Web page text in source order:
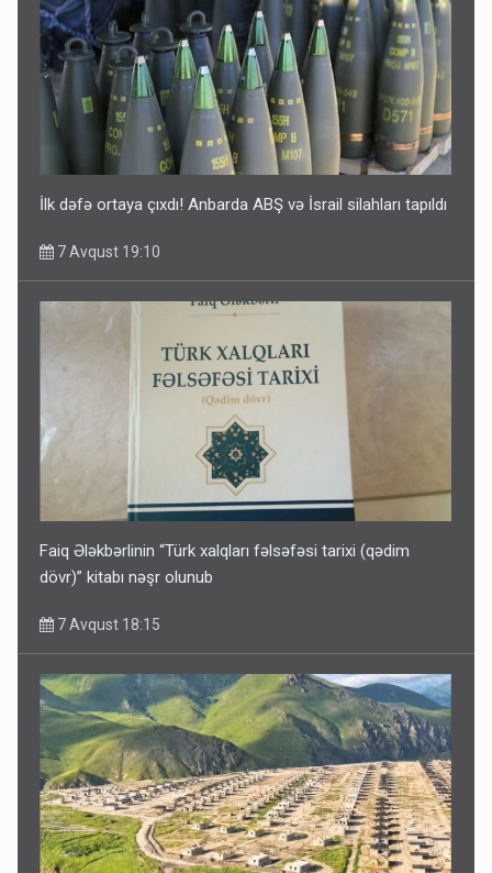
İlk dəfə ortaya çıxdı! Anbarda ABŞ və İsrail silahları tapıldı
7 Avqust 19:10
Faiq Ələkbərlinin “Türk xalqları fəlsəfəsi tarixi (qədim
dövr)” kitabı nəşr olunub
7 Avqust 18:15